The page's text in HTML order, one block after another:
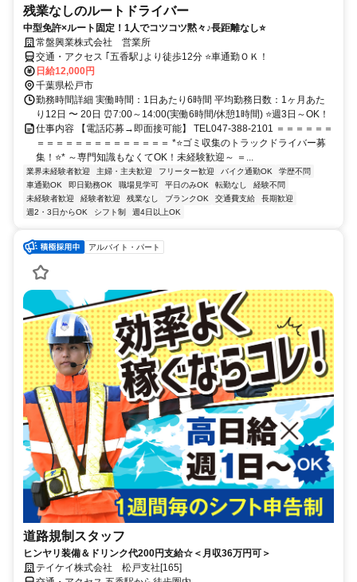
残業なしのルートドライバー
中型免許×ルート固定！1人でコツコツ黙々♪長距離なし⭐
常盤興業株式会社 営業所
交通・アクセス ｢五香駅｣より徒歩12分 ⭐車通勤ＯＫ！
日給12,000円
千葉県松戸市
勤務時間詳細 実働時間：1日あたり6時間 平均勤務日数：1ヶ月あた
り12日 〜 20日 ⏰7:00～14:00(実働6時間/休憩1時間) ⭐週3日～OK！
仕事内容 【電話応募→即面接可能】 TEL047-388-2101 ＝＝＝＝＝＝
＝＝＝＝＝＝＝＝＝＝＝＝＝＝ *⭐ゴミ収集のトラックドライバー募
集！⭐* ～専門知識もなくてOK！未経験歓迎～ ＝...
業界未経験者歓迎 主婦・主夫歓迎 フリーター歓迎 バイク通勤OK
学歴不問
車通勤OK
即日勤務OK 職場見学可 平日のみOK 転勤なし
経験不問
未経験者歓迎
経験者歓迎 残業なし ブランクOK 交通費支給
長期歓迎
週2・3日からOK
シフト制 週4日以上OK
アルバイト・パート
道路規制スタッフ
ヒンヤリ装備＆ドリンク代200円支給☆＜月収36万円可＞
テイケイ株式会社 松戸支社[165]